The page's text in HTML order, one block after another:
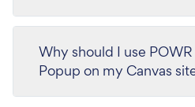
Why should I use
Popup on my Canvas